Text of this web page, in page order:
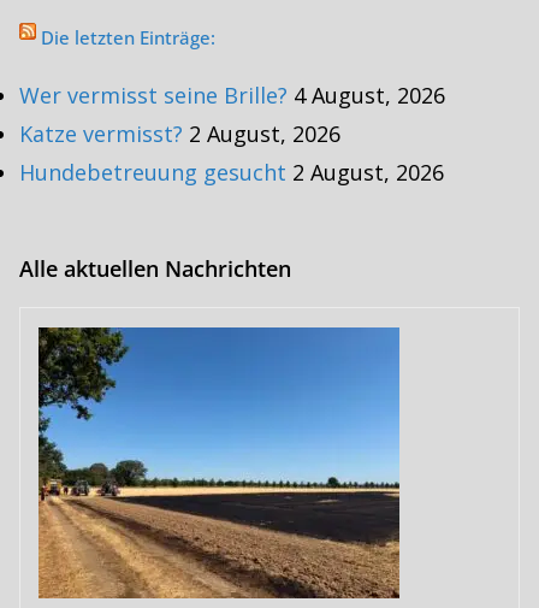
Die letzten Einträge:
Wer vermisst seine Brille? 4 August, 2026
Katze vermisst? 2 August, 2026
Hundebetreuung gesucht 2 August, 2026
Alle aktuellen Nachrichten